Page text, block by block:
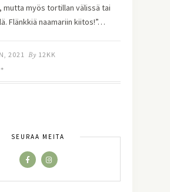
mutta myös tortillan välissä tai
Flänkkiä naamariin kiitos!”…
2021 By 12KK
SEURAA MEITÄ